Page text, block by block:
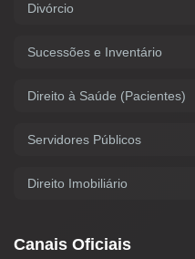
Divórcio
Sucessões e Inventário
Direito à Saúde (Pacientes)
Servidores Públicos
Direito Imobiliário
Canais Oficiais